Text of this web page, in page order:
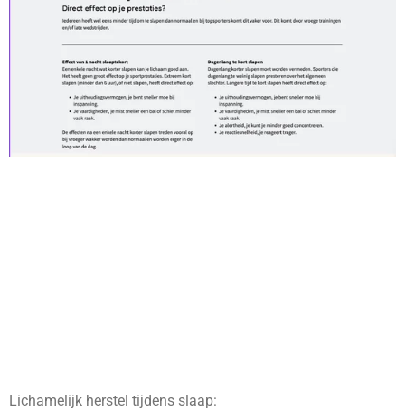
Lichamelijk herstel tijdens slaap: